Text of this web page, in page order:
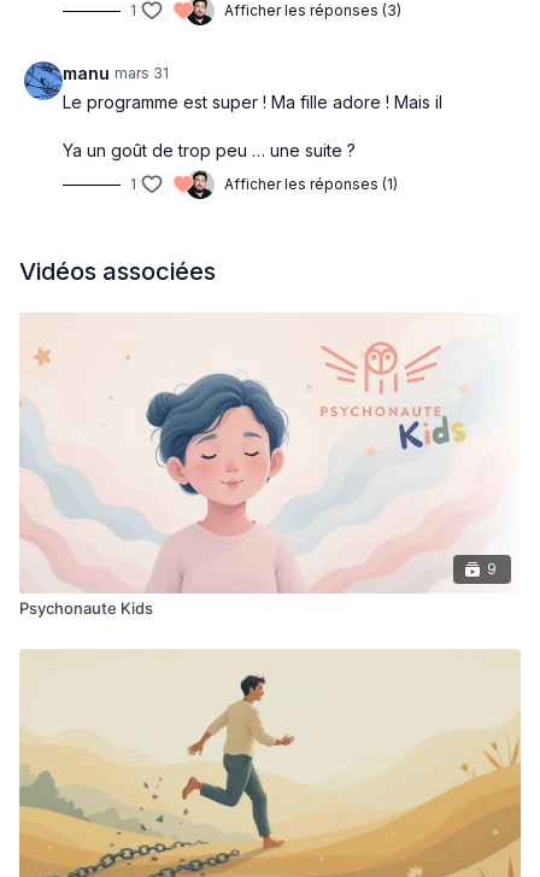
1 Afficher les réponses (3)
manu mars 31
Le programme est super ! Ma fille adore ! Mais il
Ya un goût de trop peu … une suite ?
1 Afficher les réponses (1)
Vidéos associées
9
Psychonaute Kids